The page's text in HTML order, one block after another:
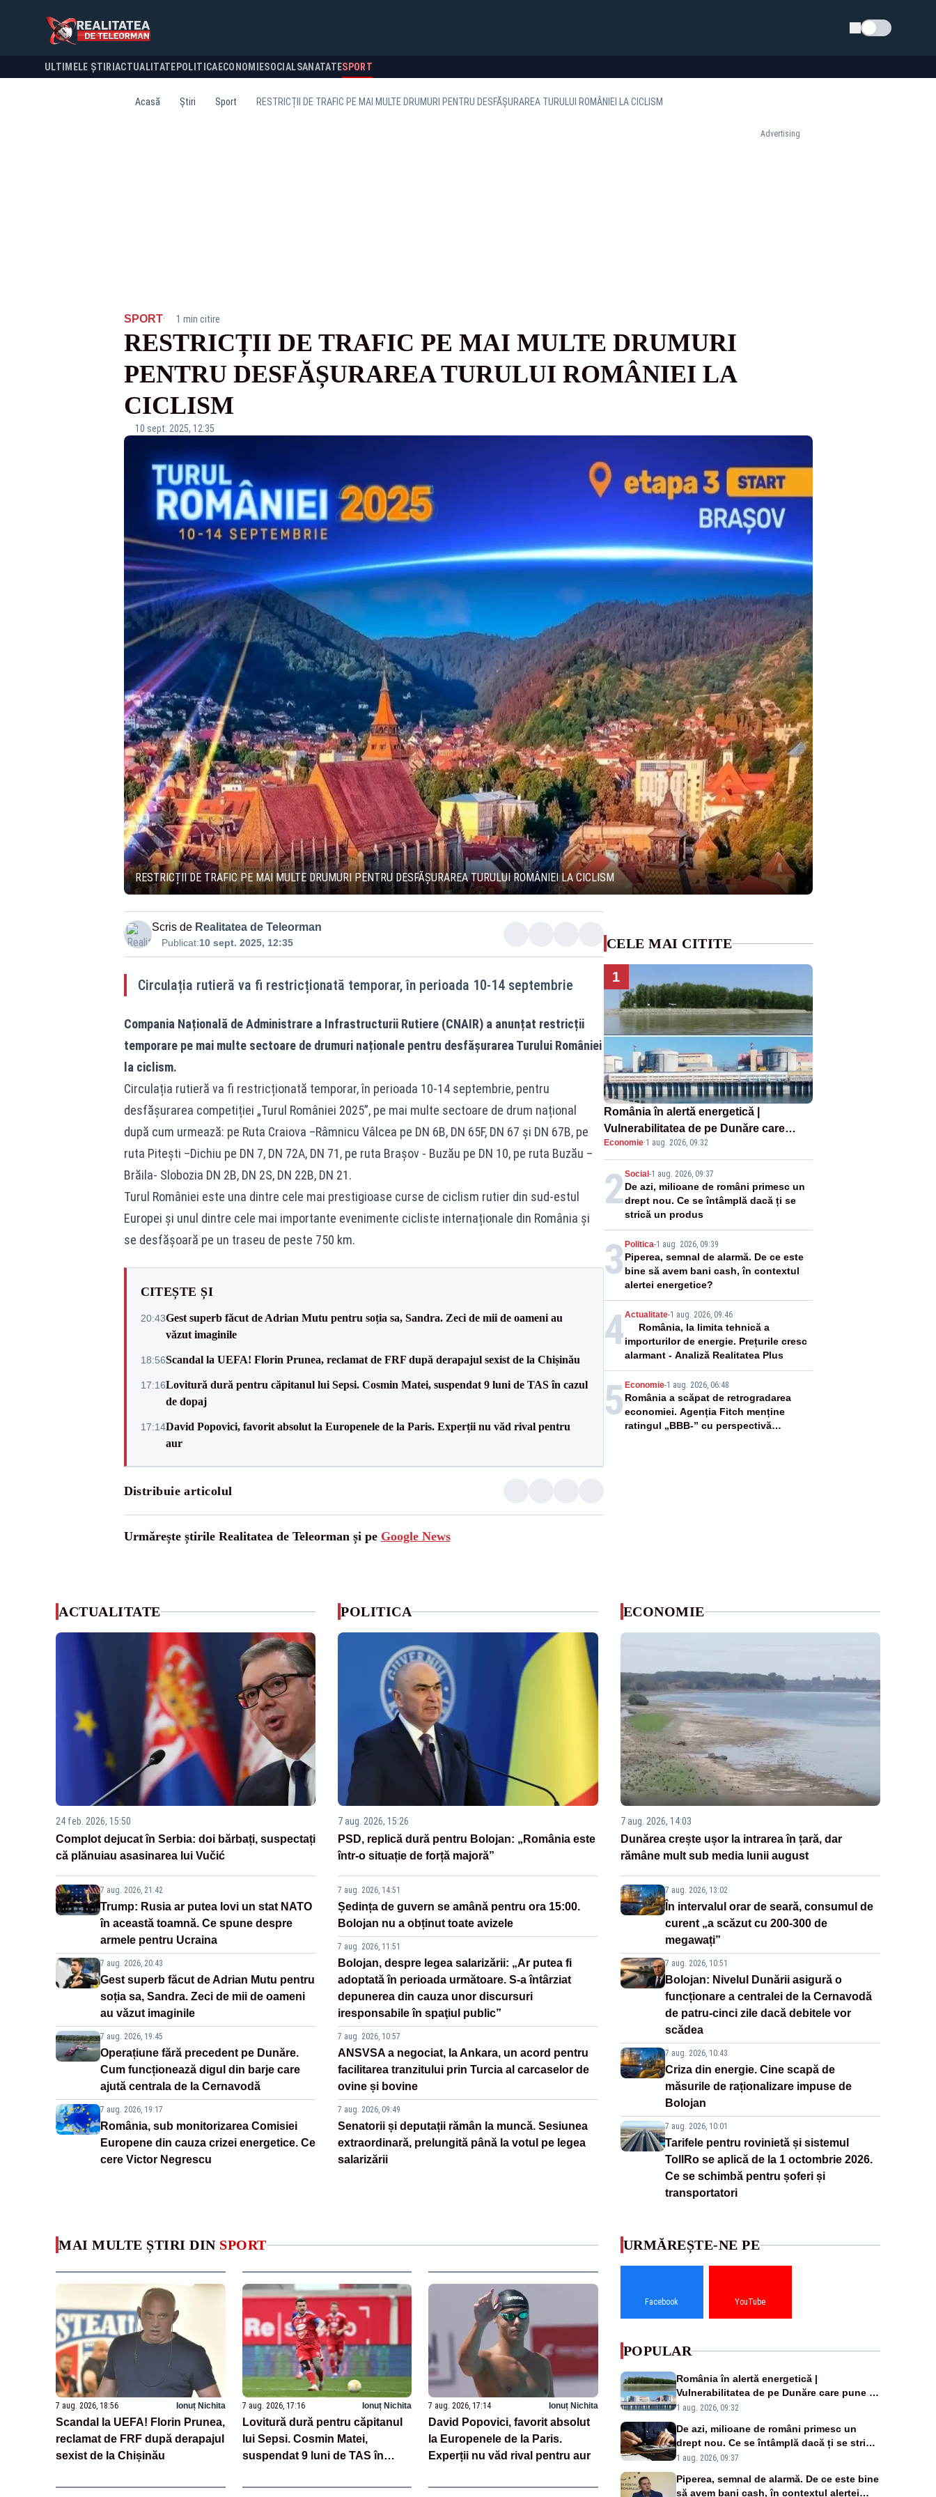
Schimba tema
ULTIMELE ȘTIRI ACTUALITATE POLITICA ECONOMIESOCIALSANATATESPORT
Acasă Știri Sport RESTRICȚII DE TRAFIC PE MAI MULTE DRUMURI PENTRU DESFĂȘURAREA TURULUI ROMÂNIEI LA CICLISM
Advertising
SPORT· 1 min citire
RESTRICȚII DE TRAFIC PE MAI MULTE DRUMURI
PENTRU DESFĂȘURAREA TURULUI ROMÂNIEI LA
CICLISM
10 sept. 2025, 12:35
RESTRICȚII DE TRAFIC PE MAI MULTE DRUMURI PENTRU DESFĂȘURAREA TURULUI ROMÂNIEI LA CICLISM
Scris de Realitatea de Teleorman
Publicat:10 sept. 2025, 12:35
Circulația rutieră va fi restricționată temporar, în perioada 10-14 septembrie
Compania Națională de Administrare a Infrastructurii Rutiere (CNAIR) a anunțat restricții
temporare pe mai multe sectoare de drumuri naționale pentru desfășurarea Turului României
la ciclism.
Circulația rutieră va fi restricționată temporar, în perioada 10-14 septembrie, pentru
desfășurarea competiției „Turul României 2025”, pe mai multe sectoare de drum național
după cum urmează: pe Ruta Craiova –Râmnicu Vâlcea pe DN 6B, DN 65F, DN 67 și DN 67B, pe
ruta Pitești –Dichiu pe DN 7, DN 72A, DN 71, pe ruta Brașov - Buzău pe DN 10, pe ruta Buzău –
Brăila- Slobozia DN 2B, DN 2S, DN 22B, DN 21.
Turul României este una dintre cele mai prestigioase curse de ciclism rutier din sud-estul
Europei și unul dintre cele mai importante evenimente cicliste internaționale din România și
se desfășoară pe un traseu de peste 750 km.
CITEȘTE ȘI
20:43Gest superb făcut de Adrian Mutu pentru soția sa, Sandra. Zeci de mii de oameni au
văzut imaginile
18:56Scandal la UEFA! Florin Prunea, reclamat de FRF după derapajul sexist de la Chișinău
17:16Lovitură dură pentru căpitanul lui Sepsi. Cosmin Matei, suspendat 9 luni de TAS în cazul
de dopaj
17:14David Popovici, favorit absolut la Europenele de la Paris. Experții nu văd rival pentru
aur
Distribuie articolul
Urmărește știrile Realitatea de Teleorman și pe Google News
CELE MAI CITITE
1
România în alertă energetică |
Vulnerabilitatea de pe Dunăre care
pune în pericol Centrala Cernavodă era
cunoscută de pe vremea lui Ceaușescu
Economie·1 aug. 2026, 09:32
2Social -1 aug. 2026, 09:37
De azi, milioane de români primesc un
drept nou. Ce se întâmplă dacă ți se
strică un produs
3 Politica-1 aug. 2026, 09:39
Piperea, semnal de alarmă. De ce este
bine să avem bani cash, în contextul
alertei energetice?
4Actualitate-1 aug. 2026, 09:46
România, la limita tehnică a
importurilor de energie. Prețurile cresc
alarmant - Analiză Realitatea Plus
5 Economie-1 aug. 2026, 06:48
România a scăpat de retrogradarea
economiei. Agenția Fitch menține
ratingul „BBB-” cu perspectivă
ACTUALITATE
24 feb. 2026, 15:50
Complot dejucat în Serbia: doi bărbați, suspectați
că plănuiau asasinarea lui Vučić
7 aug. 2026, 21:42
Trump: Rusia ar putea lovi un stat NATO
în această toamnă. Ce spune despre
armele pentru Ucraina
7 aug. 2026, 20:43
Gest superb făcut de Adrian Mutu pentru
soția sa, Sandra. Zeci de mii de oameni
au văzut imaginile
7 aug. 2026, 19:45
Operațiune fără precedent pe Dunăre.
Cum funcționează digul din barje care
ajută centrala de la Cernavodă
7 aug. 2026, 19:17
România, sub monitorizarea Comisiei
Europene din cauza crizei energetice. Ce
cere Victor Negrescu
POLITICA
7 aug. 2026, 15:26
PSD, replică dură pentru Bolojan: „România este
într-o situație de forță majoră”
7 aug. 2026, 14:51
Ședința de guvern se amână pentru ora 15:00.
Bolojan nu a obținut toate avizele
7 aug. 2026, 11:51
Bolojan, despre legea salarizării: „Ar putea fi
adoptată în perioada următoare. S-a întârziat
depunerea din cauza unor discursuri
iresponsabile în spaţiul public”
7 aug. 2026, 10:57
ANSVSA a negociat, la Ankara, un acord pentru
facilitarea tranzitului prin Turcia al carcaselor de
ovine și bovine
7 aug. 2026, 09:49
Senatorii și deputații rămân la muncă. Sesiunea
extraordinară, prelungită până la votul pe legea
salarizării
ECONOMIE
7 aug. 2026, 14:03
Dunărea crește ușor la intrarea în țară, dar
rămâne mult sub media lunii august
7 aug. 2026, 13:02
În intervalul orar de seară, consumul de
curent „a scăzut cu 200-300 de
megawați”
7 aug. 2026, 10:51
Bolojan: Nivelul Dunării asigură o
funcționare a centralei de la Cernavodă
de patru-cinci zile dacă debitele vor
scădea
7 aug. 2026, 10:43
Criza din energie. Cine scapă de
măsurile de raționalizare impuse de
Bolojan
7 aug. 2026, 10:01
Tarifele pentru rovinietă și sistemul
TollRo se aplică de la 1 octombrie 2026.
Ce se schimbă pentru șoferi și
transportatori
MAI MULTE ȘTIRI DIN SPORT
7 aug. 2026, 18:56 Ionuț Nichita
Scandal la UEFA! Florin Prunea,
reclamat de FRF după derapajul
sexist de la Chișinău
7 aug. 2026, 17:16 Ionuț Nichita
Lovitură dură pentru căpitanul
lui Sepsi. Cosmin Matei,
suspendat 9 luni de TAS în
7 aug. 2026, 17:14 Ionuț Nichita
David Popovici, favorit absolut
la Europenele de la Paris.
Experții nu văd rival pentru aur
URMĂREȘTE-NE PE
Facebook YouTube
POPULAR
România în alertă energetică |
Vulnerabilitatea de pe Dunăre care pune în
pericol Centrala Cernavodă era cunoscută
1 aug. 2026, 09:32
De azi, milioane de români primesc un
drept nou. Ce se întâmplă dacă ți se strică
un produs
1 aug. 2026, 09:37
Piperea, semnal de alarmă. De ce este bine
să avem bani cash, în contextul alertei